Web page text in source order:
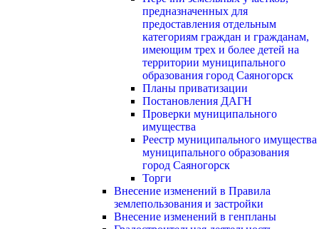
предназначенных для
предоставления отдельным
категориям граждан и гражданам,
имеющим трех и более детей на
территории муниципального
образования город Саяногорск
Планы приватизации
Постановления ДАГН
Проверки муниципального
имущества
Реестр муниципального имущества
муниципального образования
город Саяногорск
Торги
Внесение изменений в Правила
землепользования и застройки
Внесение изменений в генпланы